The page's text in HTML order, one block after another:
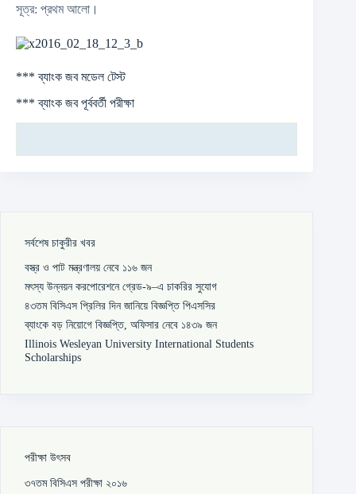
সূত্র: প্রথম আলো।
***ব্যাংক জব মডেল টেস্ট
***ব্যাংক জব পূর্ববর্তী পরীক্ষা
সর্বশেষ চাকুরীর খবর
বস্ত্র ও পাট মন্ত্রণালয় নেবে ১১৬ জন
মৎস্য উন্নয়ন করপোরেশনে গ্রেড-৯–এ চাকরির সুযোগ
৪৩তম বিসিএস প্রিলির দিন জানিয়ে বিজ্ঞপ্তি পিএসসির
ব্যাংকে বড় নিয়োগে বিজ্ঞপ্তি, অফিসার নেবে ১৪৩৯ জন
Illinois Wesleyan University International Students
Scholarships
পরীক্ষা উৎসব
৩৭তম বিসিএস পরীক্ষা ২০১৬